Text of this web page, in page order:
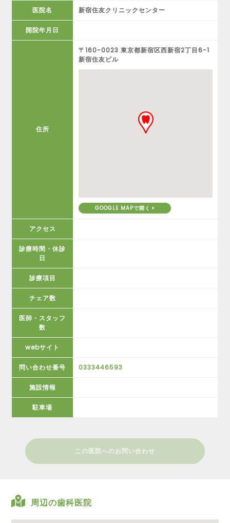
医院名 新宿住友クリニックセンター
開院年月日
住所
〒160-0023 東京都新宿区西新宿2丁目6-1
新宿住友ビル
GOOGLE MAPで開く
アクセス
診療時間・休診
日
診療項目
チェア数
医師・スタッフ
数
webサイト
問い合わせ番号 0333446593
施設情報
駐車場
この医院へのお問い合わせ
周辺の歯科医院